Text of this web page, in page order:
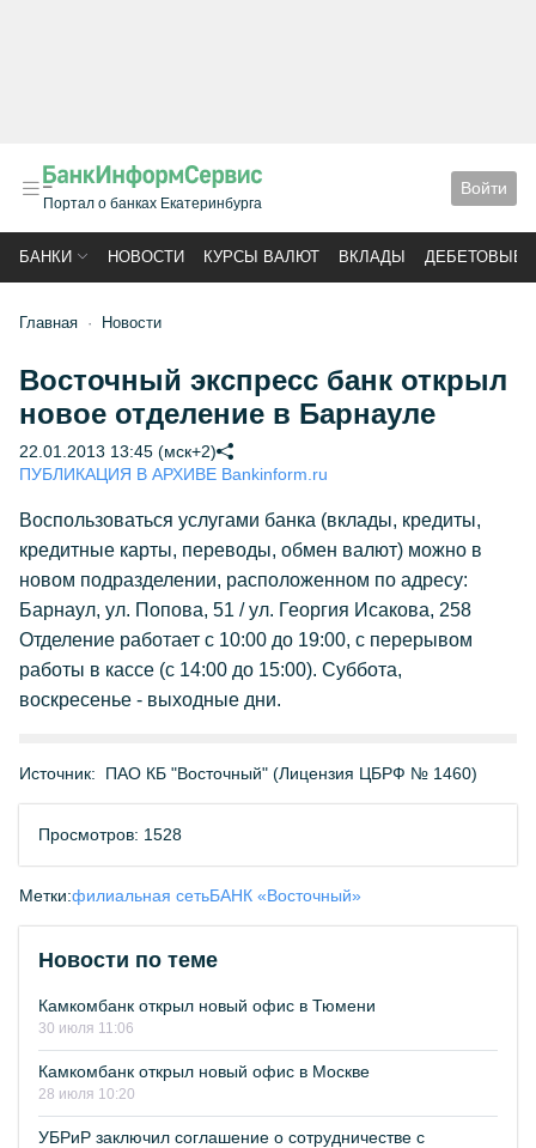
Портал о банках Екатеринбурга
Войти
БАНКИ НОВОСТИ КУРСЫ ВАЛЮТ ВКЛАДЫ ДЕБЕТОВЫЕ
Главная Новости
Восточный экспресс банк открыл
новое отделение в Барнауле
22.01.2013 13:45 (мск+2)
ПУБЛИКАЦИЯ В АРХИВЕ Bankinform.ru
Воспользоваться услугами банка (вклады, кредиты,
кредитные карты, переводы, обмен валют) можно в
новом подразделении, расположенном по адресу:
Барнаул, ул. Попова, 51 / ул. Георгия Исакова, 258
Отделение работает с 10:00 до 19:00, с перерывом
работы в кассе (с 14:00 до 15:00). Суббота,
воскресенье - выходные дни.
Источник: ПАО КБ "Восточный" (Лицензия ЦБРФ № 1460)
Просмотров: 1528
Метки:филиальная сетьБАНК «Восточный»
Новости по теме
Камкомбанк открыл новый офис в Тюмени
30 июля 11:06
Камкомбанк открыл новый офис в Москве
28 июля 10:20
УБРиР заключил соглашение о сотрудничестве с